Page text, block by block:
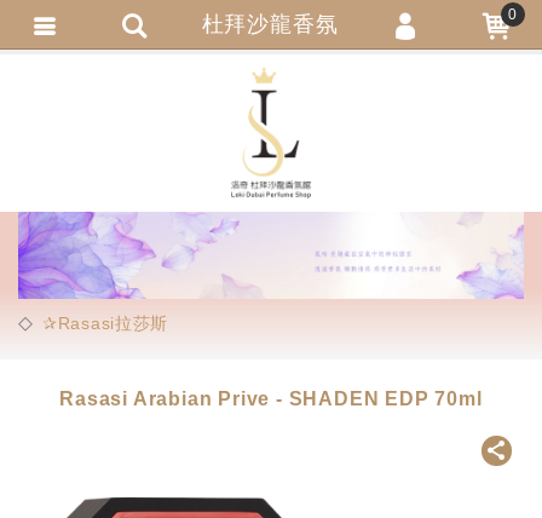
✰Rasasi拉莎斯
Rasasi Arabian Prive - SHADEN EDP 70ml
杜拜沙龍香氛 0
會員登入
會員註冊
忘記密碼
訂單查詢
繁體中文